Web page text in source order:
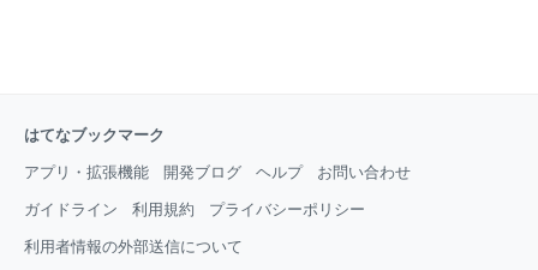
はてなブックマーク
アプリ・拡張機能 開発ブログ ヘルプ お問い合わせ
ガイドライン 利用規約 プライバシーポリシー
利用者情報の外部送信について